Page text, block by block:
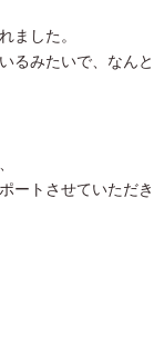
ました。
るみたいで、なんと
ートさせていただき